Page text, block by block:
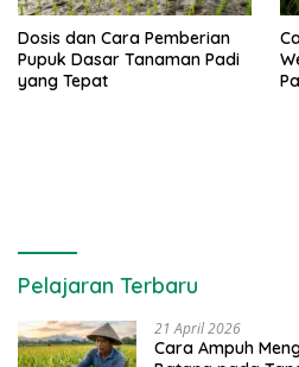
Dosis dan Cara Pemberian
Pupuk Dasar Tanaman Padi
yang Tepat
Pelajaran Terbaru
21 April 2026
Cara Ampuh